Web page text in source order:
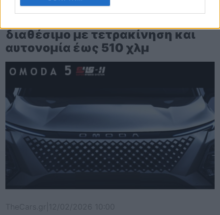
TheCars.gr|12/02/2026 13:00
διαθέσιμο με τετρακίνηση και
αυτονομία έως 510 χλμ